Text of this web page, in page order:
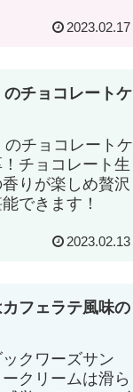
2023.02.17
のチョコレートケ
のチョコレートケ
チョコレート生
りが楽しめ贅沢
できます！
2023.02.13
フェラテ風味の
クワーズサン
クリームは滑ら